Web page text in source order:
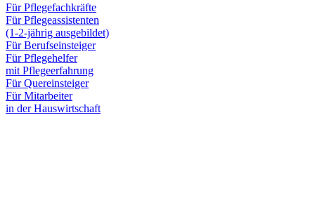
Für Pflegefachkräfte
Für Pflegeassistenten
(1-2-jährig ausgebildet)
Für Berufseinsteiger
Für Pflegehelfer
mit Pflegeerfahrung
Für Quereinsteiger
Für Mitarbeiter
in der Hauswirtschaft